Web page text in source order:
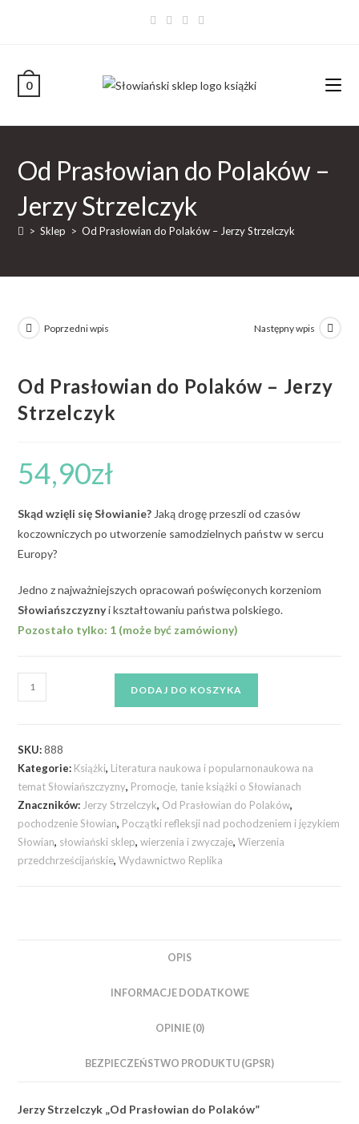
0
Od Prasłowian do Polaków –
Jerzy Strzelczyk
> Sklep > Od Prasłowian do Polaków – Jerzy Strzelczyk
Poprzedni wpis Następny wpis
Od Prasłowian do Polaków – Jerzy
Strzelczyk
54,90zł
Skąd wzięli się Słowianie? Jaką drogę przeszli od czasów
koczowniczych po utworzenie samodzielnych państw w sercu
Europy?
Jedno z najważniejszych opracowań poświęconych korzeniom
Słowiańszczyznyi kształtowaniu państwa polskiego.
Pozostało tylko: 1 (może być zamówiony)
DODAJ DO KOSZYKA
SKU:888
Kategorie: Książki, Literatura naukowa i popularnonaukowa na
temat Słowiańszczyzny, Promocje, tanie książki o Słowianach
Znaczników: Jerzy Strzelczyk, Od Prasłowian do Polaków,
pochodzenie Słowian, Początki refleksji nad pochodzeniem i językiem
Słowian, słowiański sklep,wierzenia i zwyczaje,Wierzenia
przedchrześcijańskie,Wydawnictwo Replika
OPIS
INFORMACJE DODATKOWE
OPINIE (0)
BEZPIECZEŃSTWO PRODUKTU (GPSR)
Jerzy Strzelczyk „Od Prasłowian do Polaków”